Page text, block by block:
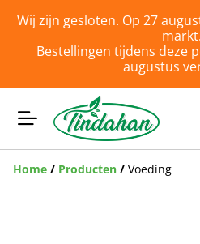
Wij zijn gesloten. Op 27
markt.
Bestellingen tijdens deze
augustus
Home / Producten / Voeding